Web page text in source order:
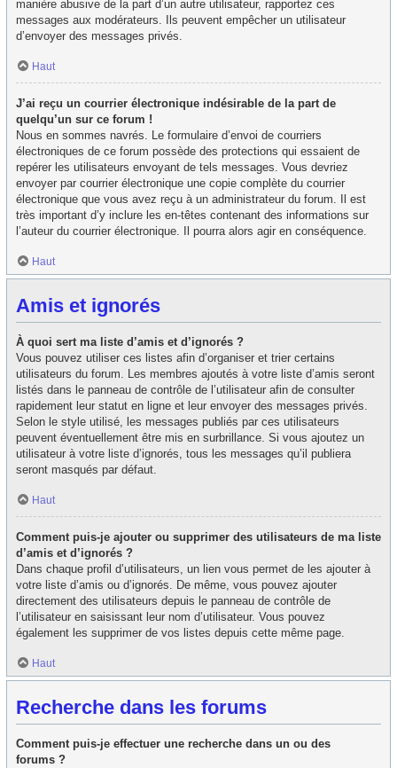
manière abusive de la part d’un autre utilisateur, rapportez ces
messages aux modérateurs. Ils peuvent empêcher un utilisateur
d’envoyer des messages privés.
Haut
J’ai reçu un courrier électronique indésirable de la part de
quelqu’un sur ce forum !
Nous en sommes navrés. Le formulaire d’envoi de courriers
électroniques de ce forum possède des protections qui essaient de
repérer les utilisateurs envoyant de tels messages. Vous devriez
envoyer par courrier électronique une copie complète du courrier
électronique que vous avez reçu à un administrateur du forum. Il est
très important d’y inclure les en-têtes contenant des informations sur
l’auteur du courrier électronique. Il pourra alors agir en conséquence.
Haut
Amis et ignorés
À quoi sert ma liste d’amis et d’ignorés ?
Vous pouvez utiliser ces listes afin d’organiser et trier certains
utilisateurs du forum. Les membres ajoutés à votre liste d’amis seront
listés dans le panneau de contrôle de l’utilisateur afin de consulter
rapidement leur statut en ligne et leur envoyer des messages privés.
Selon le style utilisé, les messages publiés par ces utilisateurs
peuvent éventuellement être mis en surbrillance. Si vous ajoutez un
utilisateur à votre liste d’ignorés, tous les messages qu’il publiera
seront masqués par défaut.
Haut
Comment puis-je ajouter ou supprimer des utilisateurs de ma liste
d’amis et d’ignorés ?
Dans chaque profil d’utilisateurs, un lien vous permet de les ajouter à
votre liste d’amis ou d’ignorés. De même, vous pouvez ajouter
directement des utilisateurs depuis le panneau de contrôle de
l’utilisateur en saisissant leur nom d’utilisateur. Vous pouvez
également les supprimer de vos listes depuis cette même page.
Haut
Recherche dans les forums
Comment puis-je effectuer une recherche dans un ou des
forums ?